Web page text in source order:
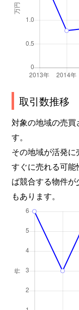
取引数推移
対象の地域の売
す。
その地域が活発
すぐに売れる可
ば競合する物件
もあります。